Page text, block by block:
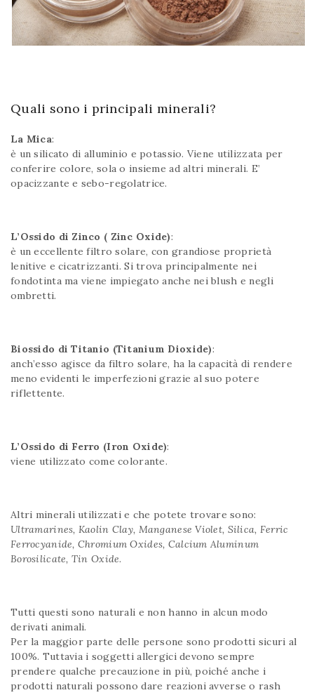
Quali sono i principali minerali?
La Mica:
è un silicato di alluminio e potassio. Viene utilizzata per
conferire colore, sola o insieme ad altri minerali. E’
opacizzante e sebo-regolatrice.
L’Ossido di Zinco ( Zinc Oxide):
è un eccellente filtro solare, con grandiose proprietà
lenitive e cicatrizzanti. Si trova principalmente nei
fondotinta ma viene impiegato anche nei blush e negli
ombretti.
Biossido di Titanio (Titanium Dioxide):
anch’esso agisce da filtro solare, ha la capacità di rendere
meno evidenti le imperfezioni grazie al suo potere
riflettente.
L’Ossido di Ferro (Iron Oxide):
viene utilizzato come colorante.
Altri minerali utilizzati e che potete trovare sono:
Ultramarines, Kaolin Clay, Manganese Violet, Silica, Ferric
Ferrocyanide, Chromium Oxides, Calcium Aluminum
Borosilicate, Tin Oxide.
Tutti questi sono naturali e non hanno in alcun modo
derivati animali.
Per la maggior parte delle persone sono prodotti sicuri al
100%. Tuttavia i soggetti allergici devono sempre
prendere qualche precauzione in più, poiché anche i
prodotti naturali possono dare reazioni avverse o rash